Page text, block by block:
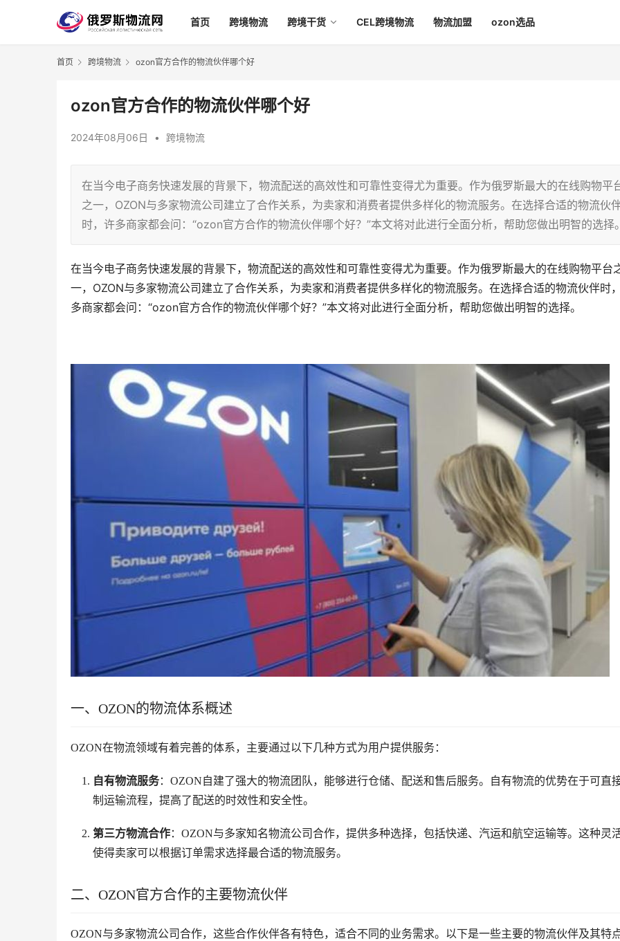
首页 跨境物流 跨境干货 CEL跨境物流 物流加盟 ozon选品
首页 跨境物流 ozon官方合作的物流伙伴哪个好
ozon官方合作的物流伙伴哪个好
2024年08月06日 • 跨境物流
在当今电子商务快速发展的背景下，物流配送的高效性和可靠性变得尤为重要。作为俄罗斯最大的在线购物平
之一，OZON与多家物流公司建立了合作关系，为卖家和消费者提供多样化的物流服务。在选择合适的物流伙
时，许多商家都会问：“ozon官方合作的物流伙伴哪个好？”本文将对此进行全面分析，帮助您做出明智的选择
在当今电子商务快速发展的背景下，物流配送的高效性和可靠性变得尤为重要。作为俄罗斯最大的在线购物平台
一，OZON与多家物流公司建立了合作关系，为卖家和消费者提供多样化的物流服务。在选择合适的物流伙伴时
多商家都会问：“ozon官方合作的物流伙伴哪个好？”本文将对此进行全面分析，帮助您做出明智的选择。
一、OZON的物流体系概述
OZON在物流领域有着完善的体系，主要通过以下几种方式为用户提供服务：
自有物流服务：OZON自建了强大的物流团队，能够进行仓储、配送和售后服务。自有物流的优势在于可直
制运输流程，提高了配送的时效性和安全性。
第三方物流合作：OZON与多家知名物流公司合作，提供多种选择，包括快递、汽运和航空运输等。这种灵
使得卖家可以根据订单需求选择最合适的物流服务。
二、OZON官方合作的主要物流伙伴
OZON与多家物流公司合作，这些合作伙伴各有特色，适合不同的业务需求。以下是一些主要的物流伙伴及其特